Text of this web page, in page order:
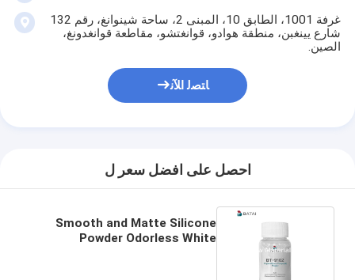
غرفة 1001، الطابق 10، المبنى 2، ساحة شينوانغ، رقم 132
شارع يينغبن، منطقة هوادو، قوانغتشو، مقاطعة قوانغدونغ،
الصين.
ﺎﺘﺼﻟ ﺍﻶﻧ
احصل على افضل سعر ل
Smooth and Matte Silicone
Powder Odorless White